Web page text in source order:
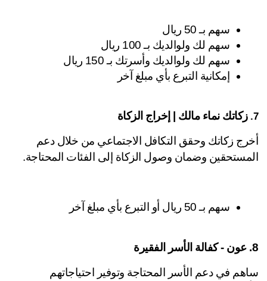
سهم بـ 50 ريال
سهم لك ولوالديك بـ 100 ريال
سهم لك ولوالديك وأسرتك بـ 150 ريال
إمكانية التبرع بأي مبلغ آخر
زكاتك نماء مالك | إخراج الزكاة
أخرج زكاتك وحقق التكافل الاجتماعي من خلال دعم
وضمان وصول الزكاة إلى الفئات المحتاجة.
سهم بـ 50 ريال أو التبرع بأي مبلغ آخر
ساهم في دعم الأسر المحتاجة وتوفير احتياجاتهم